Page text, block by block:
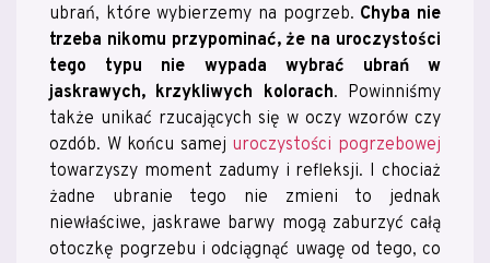
ubrań, które wybierzemy na pogrzeb. Chyba nie
trzeba nikomu przypominać, że na uroczystości
tego typu nie wypada wybrać ubrań w
jaskrawych, krzykliwych kolorach. Powinniśmy
także unikać rzucających się w oczy wzorów czy
ozdób. W końcu samej uroczystości pogrzebowej
towarzyszy moment zadumy i refleksji. I chociaż
żadne ubranie tego nie zmieni to jednak
niewłaściwe, jaskrawe barwy mogą zaburzyć całą
otoczkę pogrzebu i odciągnąć uwagę od tego, co